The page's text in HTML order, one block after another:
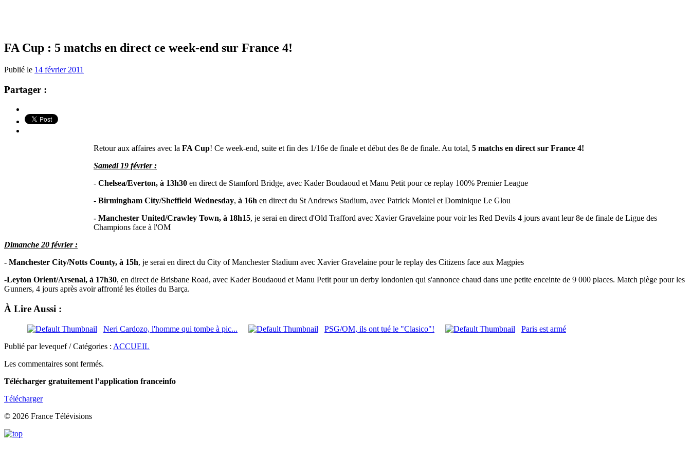
FA Cup : 5 matchs en direct ce week-end sur France 4!
Publié le 14 février 2011
Partager :
Retour aux affaires avec la FA Cup! Ce week-end, suite et fin des 1/16e de finale et début des 8e de finale. Au total, 5 matchs en direct sur France 4!
Samedi 19 février :
- Chelsea/Everton, à 13h30 en direct de Stamford Bridge, avec Kader Boudaoud et Manu Petit pour ce replay 100% Premier League
- Birmingham City/Sheffield Wednesday, à 16h en direct du St Andrews Stadium, avec Patrick Montel et Dominique Le Glou
- Manchester United/Crawley Town, à 18h15, je serai en direct d'Old Trafford avec Xavier Gravelaine pour voir les Red Devils 4 jours avant leur 8e de finale de Ligue des
Champions face à l'OM
Dimanche 20 février :
- Manchester City/Notts County, à 15h, je serai en direct du City of Manchester Stadium avec Xavier Gravelaine pour le replay des Citizens face aux Magpies
-Leyton Orient/Arsenal, à 17h30, en direct de Brisbane Road, avec Kader Boudaoud et Manu Petit pour un derby londonien qui s'annonce chaud dans une petite enceinte de 9 000 places. Match piège pour les
Gunners, 4 jours après avoir affronté les étoiles du Barça.
À Lire Aussi :
Neri Cardozo, l'homme qui tombe à pic... PSG/OM, ils ont tué le "Clasico"!
Paris est armé
Publié par levequef / Catégories : ACCUEIL
Les commentaires sont fermés.
Télécharger gratuitement l’application franceinfo
Télécharger
© 2026 France Télévisions